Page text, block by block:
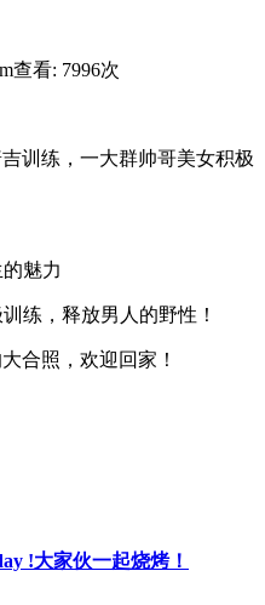
查看: 7996次
训练，一大群帅哥美女积极
魅力
练，释放男人的野性！
合照，欢迎回家！
!大家伙一起烧烤！